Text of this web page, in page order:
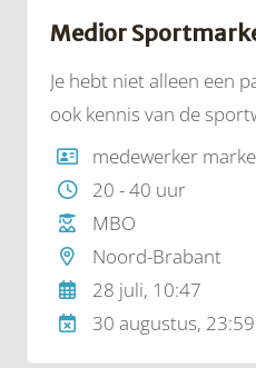
Je hebt niet alleen een
ook kennis van de
alles van sport/ademt
een inspirerende
derden/klanten. Heb jij
succesvol marketeer?
20 - 40 uur
MBO
Noord-Brabant
28 juli, 10:47
30 augustus, 23:59